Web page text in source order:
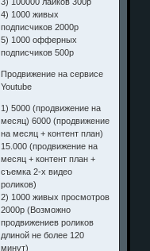
4) 1000 живых
подписчиков 2000р
5) 1000 офферных
подписчиков 500р
Продвижение на сервисе
Youtube
1) 5000 (продвижение на
месяц) 6000 (продвижение
на месяц + контент план)
15.000 (продвижение на
месяц + контент план +
съемка 2-х видео
роликов)
2) 1000 живых просмотров
2000р (Возможно
продвижениев роликов
длиной не более 120
минут)